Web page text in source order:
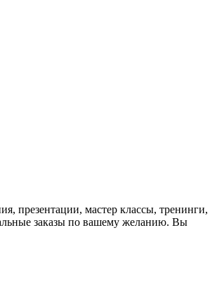
презентации, мастер классы, тренинги,
заказы по вашему желанию. Вы